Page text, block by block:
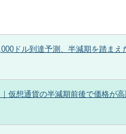
ドル到達予測、半減期を踏まえ
仮想通貨の半減期前後で価格が高